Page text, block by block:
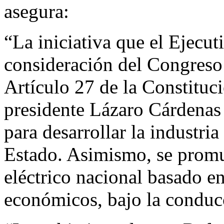
asegura:
“La iniciativa que el
consideración del
Artículo 27 de la
presidente Lázaro
para desarrollar la
Estado. Asimismo, se
eléctrico nacional basado
económicos, bajo la